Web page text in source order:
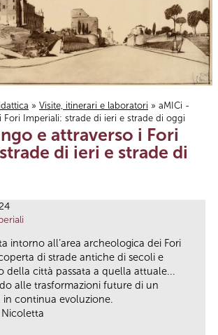
» Visite, itinerari e laboratori » aMICi -
Fori Imperiali: strade di ieri e strade di oggi
e attraverso i Fori
di ieri e strade di
intorno all’area archeologica dei Fori
di strade antiche di secoli e
della città passata a quella attuale...
alle trasformazioni future di un
in continua evoluzione.